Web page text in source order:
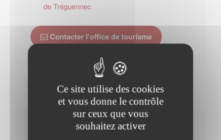
de Tréguennec
Contacter l'office de tourisme
Horaires Mairie
Ce site utilise des cookies
et vous donne le contrôle
sur ceux que vous
souhaitez activer